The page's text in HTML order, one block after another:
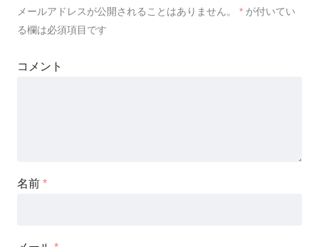
メールアドレスが公開されることはありません。 * が付いてい
る欄は必須項目です
コメント
名前 *